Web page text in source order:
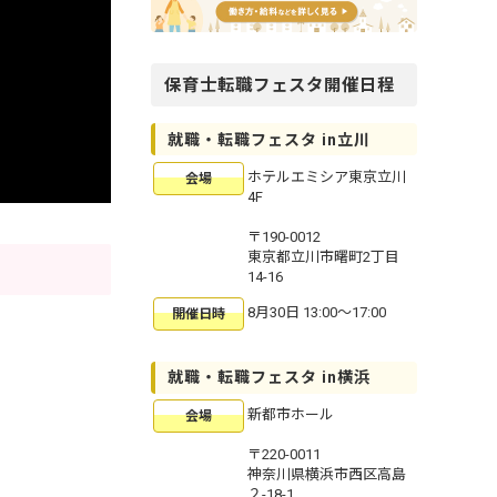
保育士転職フェスタ開催日程
就職・転職フェスタ in立川
会場
ホテルエミシア東京立川
4F
〒190-0012
東京都立川市曙町2丁目
14-16
開催日時 8月30日 13:00〜17:00
就職・転職フェスタ in横浜
会場 新都市ホール
〒220-0011
神奈川県横浜市西区高島